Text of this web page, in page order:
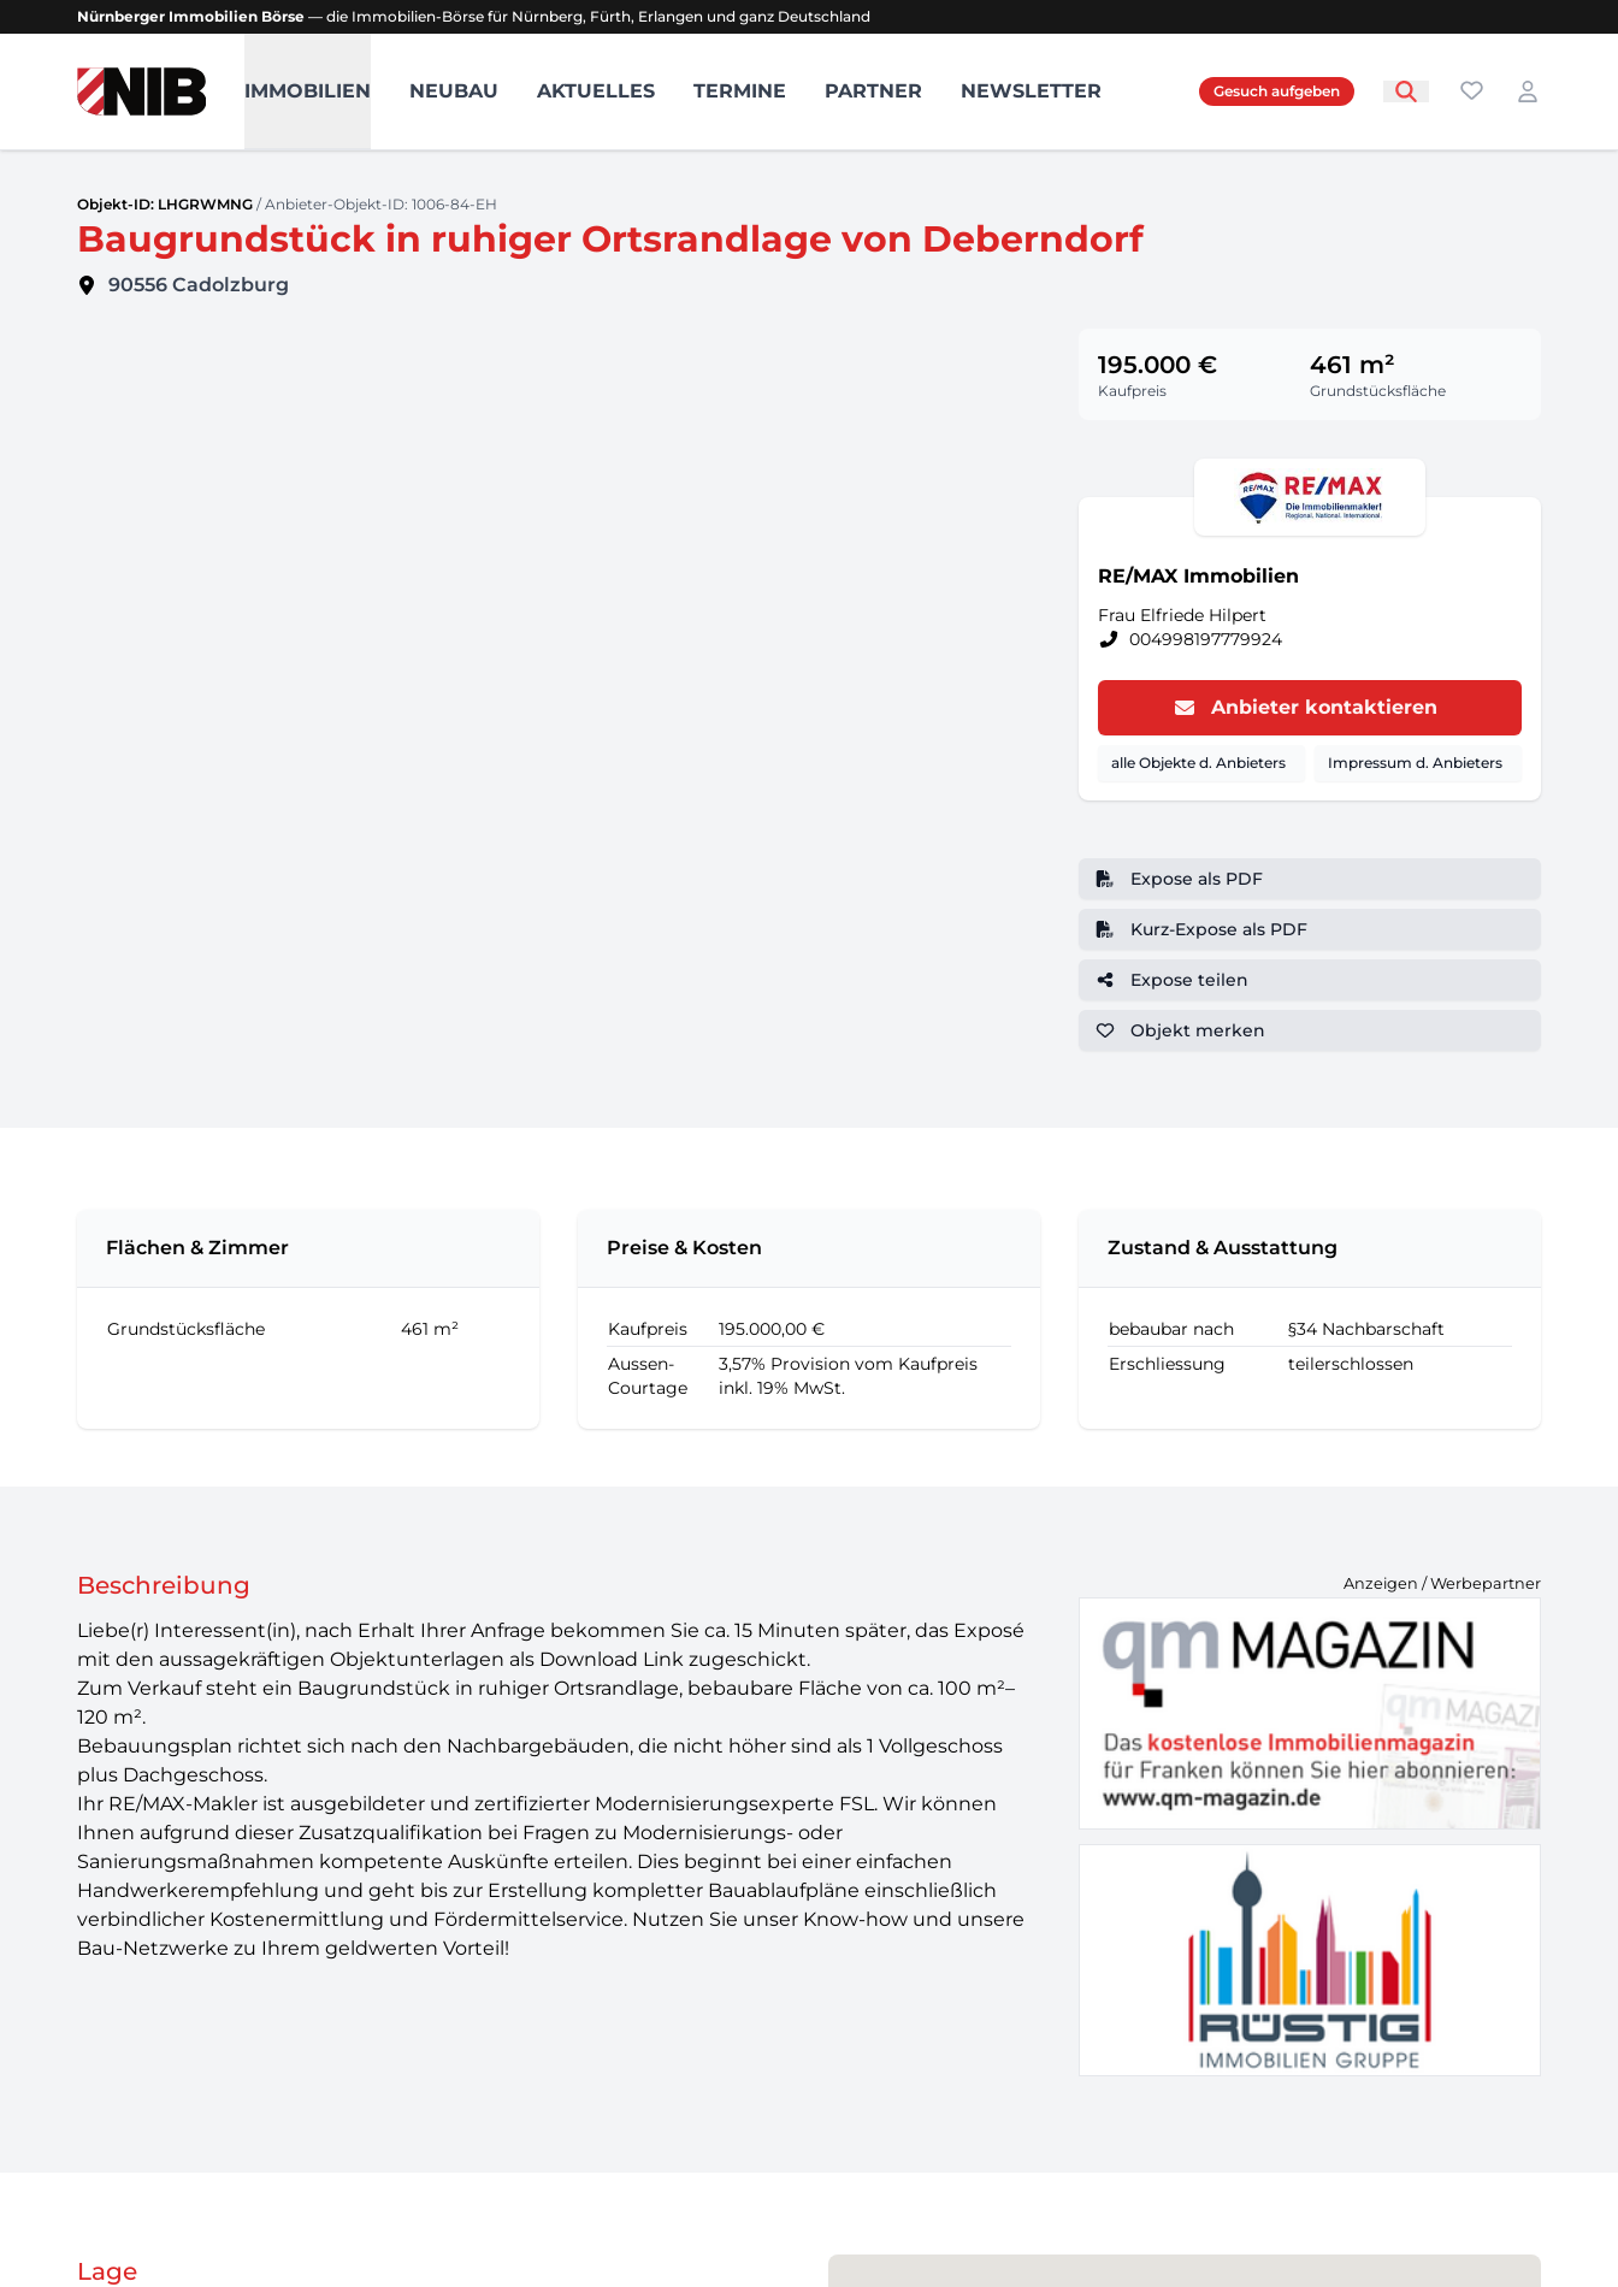
Nürnberger Immobilien Börse — die Immobilien-Börse für Nürnberg, Fürth, Erlangen und ganz Deutschland
NIB - Nürnberger Immobilien Börse
IMMOBILIEN NEUBAU AKTUELLES TERMINE PARTNER NEWSLETTER Gesuch aufgeben Favoriten
Login
Objekt-ID: LHGRWMNG / Anbieter-Objekt-ID: 1006-84-EH
Baugrundstück in ruhiger Ortsrandlage von Deberndorf
90556 Cadolzburg
Kaufpreis
195.000 €
Grundstücksfläche
461 m²
RE/MAX Immobilien
Frau Elfriede Hilpert
004998197779924
Anbieter kontaktieren
alle Objekte d. Anbieters Impressum d. Anbieters
Expose als PDF
Kurz-Expose als PDF
Expose teilen
Objekt merken
Flächen & Zimmer
Grundstücksfläche 461 m²
Preise & Kosten
Kaufpreis
195.000,00 €
Aussen-
Courtage
3,57% Provision vom Kaufpreis
inkl. 19% MwSt.
Zustand & Ausstattung
bebaubar nach
§34 Nachbarschaft
Erschliessung
teilerschlossen
Beschreibung
Liebe(r) Interessent(in), nach Erhalt Ihrer Anfrage bekommen Sie ca. 15 Minuten später, das Exposé
mit den aussagekräftigen Objektunterlagen als Download Link zugeschickt.
Zum Verkauf steht ein Baugrundstück in ruhiger Ortsrandlage, bebaubare Fläche von ca. 100 m²–
120 m².
Bebauungsplan richtet sich nach den Nachbargebäuden, die nicht höher sind als 1 Vollgeschoss
plus Dachgeschoss.
Ihr RE/MAX-Makler ist ausgebildeter und zertifizierter Modernisierungsexperte FSL. Wir können
Ihnen aufgrund dieser Zusatzqualifikation bei Fragen zu Modernisierungs- oder
Sanierungsmaßnahmen kompetente Auskünfte erteilen. Dies beginnt bei einer einfachen
Handwerkerempfehlung und geht bis zur Erstellung kompletter Bauablaufpläne einschließlich
verbindlicher Kostenermittlung und Fördermittelservice. Nutzen Sie unser Know-how und unsere
Bau-Netzwerke zu Ihrem geldwerten Vorteil!
Anzeigen / Werbepartner
Lage